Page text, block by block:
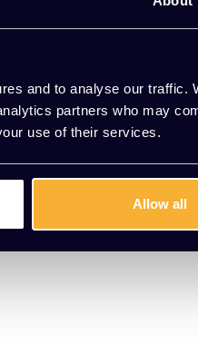
and to analyse our traffic.
partners who may
use of their services.
Allow all
of oncomfortabele
Met de ingebouwde timer
te verlagen
naadloos in elke